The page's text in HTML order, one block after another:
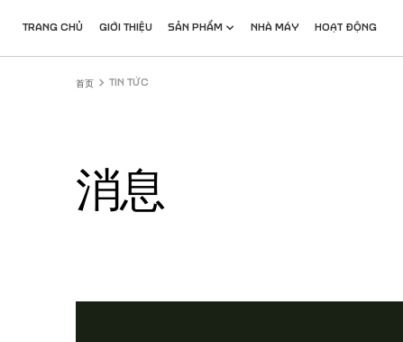
主
TRANG CHỦ GIỚI THIỆU SẢN PHẨM NHÀ MÁY HOẠT ĐỘNG
首页 TIN TỨC
消息